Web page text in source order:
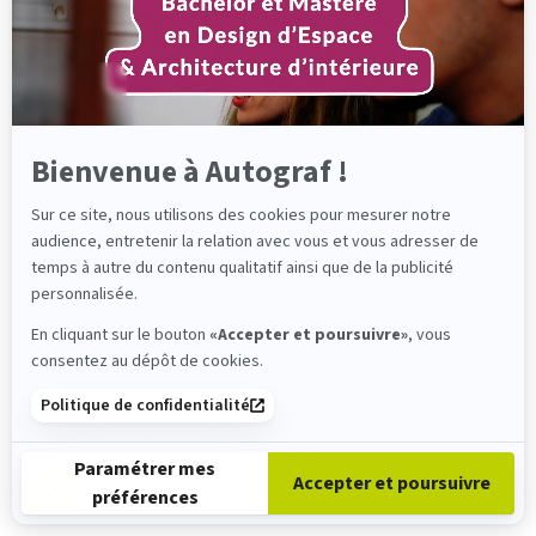
Axeptio
Bienvenue à Autograf !
Sur ce site, nous utilisons des cookies pour mesurer notre
audience, entretenir la relation avec vous et vous adresser de
temps à autre du contenu qualitatif ainsi que de la publicité
personnalisée.
En cliquant sur le bouton «Accepter et poursuivre», vous
consentez au dépôt de cookies.
Politique de confidentialité
Paramétrer mes
préférences
Accepter et poursuivre
réhabilitations de lieux patrimoniaux, peintures
monumentales, œuvres picturales, mobilier et luminaires sur
mesure. Son travail s’inscrit aussi bien dans l’espace public
que privé, pour des musées, institutions culturelles,
établissements scolaires et de santé, sièges d’entreprises,
Habituée aux projets d’envergure comme aux interventions
sensibles à l’échelle humaine, Marie Begel conçoit des
espaces porteurs de sens, où la couleur, la matière et la
lumière dialoguent avec l’usage et le contexte. Elle
collabore régulièrement avec des équipes d’architectes
dans le cadre de concours publics et développe également
des commandes artistiques spécifiques (laque, fresque,
batik, décors à l’or).
Parallèlement à sa pratique, elle transmet son savoir à
travers l’enseignement et des formations de niveau
Mastère, en France et à l’international.